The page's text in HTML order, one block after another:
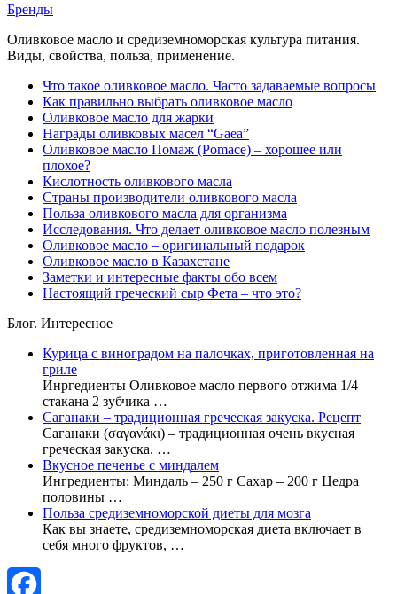
Бренды
Оливковое масло и средиземноморская культура питания.
Виды, свойства, польза, применение.
Что такое оливковое масло. Часто задаваемые вопросы
Как правильно выбрать оливковое масло
Оливковое масло для жарки
Награды оливковых масел “Gaea”
Оливковое масло Помаж (Pomace) – хорошее или
плохое?
Кислотность оливкового масла
Страны производители оливкового масла
Польза оливкового масла для организма
Исследования. Что делает оливковое масло полезным
Оливковое масло – оригинальный подарок
Оливковое масло в Казахстане
Заметки и интересные факты обо всем
Настоящий греческий сыр Фета – что это?
Блог. Интересное
Курица с виноградом на палочках, приготовленная на
гриле
Инргедиенты Оливковое масло первого отжима 1/4
стакана 2 зубчика …
Саганаки – традиционная греческая закуска. Рецепт
Саганаки (σαγανάκι) – традиционная очень вкусная
греческая закуска. …
Вкусное печенье с миндалем
Ингредиенты: Миндаль – 250 г Сахар – 200 г Цедра
половины …
Польза средиземноморской диеты для мозга
Как вы знаете, средиземноморская диета включает в
себя много фруктов, …